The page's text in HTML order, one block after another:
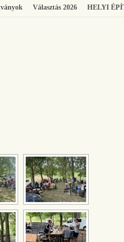
Választás 2026 HELYI